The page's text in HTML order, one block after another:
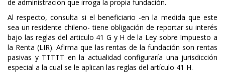
de administración que irroga la propia fundación.
Al respecto, consulta si el beneficiario -en la medida que este
sea un residente chileno- tiene obligación de reportar su interés
bajo las reglas del articulo 41 G y H de la Ley sobre Impuesto a
la Renta (LIR). Afirma que las rentas de la fundación son rentas
pasivas y TTTTT en la actualidad configuraría una jurisdicción
especial a la cual se le aplican las reglas del artículo 41 H.